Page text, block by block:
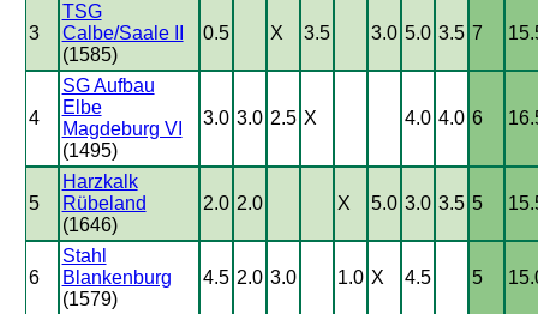
3
TSG
Calbe/Saale II
(1585)
0.5 X 3.5 3.0 5.0 3.5 7
4
SG Aufbau
Elbe
Magdeburg VI
(1495)
3.0 3.0 2.5 X 4.0 4.0 6
5
Harzkalk
Rübeland
(1646)
2.0 2.0 X 5.0 3.0 3.5 5
6
Stahl
Blankenburg
(1579)
4.5 2.0 3.0 1.0 X 4.5 5